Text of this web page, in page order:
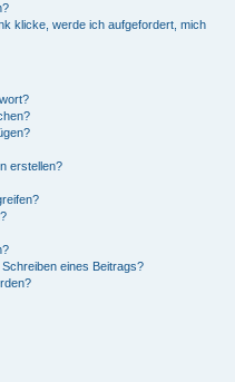
klicke, werde ich aufgefordert, mich
erstellen?
eines Beitrags?